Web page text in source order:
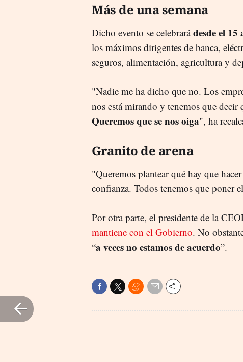
Más de una semana
Dicho evento se celebrarádesde el
los máximos dirigentes de banca,
seguros, alimentación, agricultura y
"Nadie me ha dicho que no. Los
nos está mirando y tenemos que
Queremos que se nos oiga", ha
Granito de arena
"Queremos plantear qué hay que
confianza. Todos tenemos que poner
Por otra parte, el presidente de la
mantiene con el Gobierno. No
“a veces no estamos de acuerdo”.